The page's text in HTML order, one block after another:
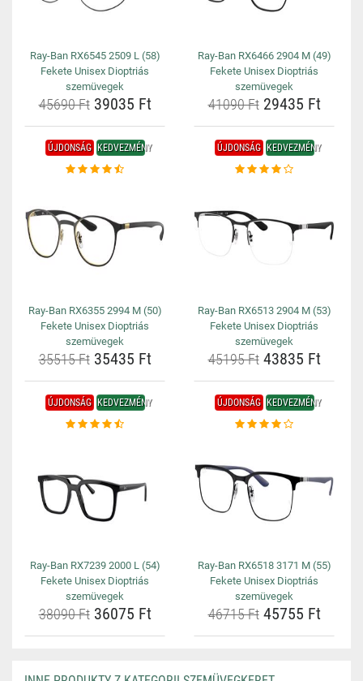
Ray-Ban RX6545 2509 L (58)
Fekete Unisex Dioptriás
szemüvegek
45690 Ft39035 Ft
Ray-Ban RX6466 2904 M (49)
Fekete Unisex Dioptriás
szemüvegek
41090 Ft29435 Ft
ÚJDONSÁG KEDVEZMÉNY
Ray-Ban RX6355 2994 M (50)
Fekete Unisex Dioptriás
szemüvegek
35515 Ft35435 Ft
ÚJDONSÁG KEDVEZMÉNY
Ray-Ban RX6513 2904 M (53)
Fekete Unisex Dioptriás
szemüvegek
45195 Ft43835 Ft
ÚJDONSÁG KEDVEZMÉNY
Ray-Ban RX7239 2000 L (54)
Fekete Unisex Dioptriás
szemüvegek
38090 Ft36075 Ft
ÚJDONSÁG KEDVEZMÉNY
Ray-Ban RX6518 3171 M (55)
Fekete Unisex Dioptriás
szemüvegek
46715 Ft45755 Ft